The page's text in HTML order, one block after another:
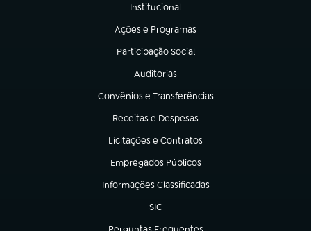
Institucional
(abre em nova aba)
Ações e Programas
(abre em nova aba)
Participação Social
(abre em nova aba)
Auditorias
(abre em nova aba)
Convênios e Transferências
(abre em nova aba)
Receitas e Despesas
(abre em nova aba)
Licitações e Contratos
(abre em nova aba)
Empregados Públicos
(abre em nova aba)
Informações Classificadas
(abre em nova aba)
SIC
(abre em nova aba)